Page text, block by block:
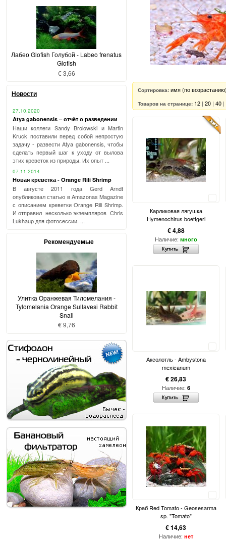
Сортировка: имя (по
Товаров на странице: 12 | 20 | 40 |
Карликовая лягушка
Hymenochirus boettgeri
€ 4,88
Наличие: много
Аксолотль - Ambystona
mexicanum
€ 26,83
Наличие: 6
Краб Red Tomato - Geosesarma
sp. "Tomato"
€ 14,63
Наличие: нет
Лабео Glofish Голубой - Labeo frenatus
Glofish
€ 3,66
Новости
27.10.2020
Atya gabonensis – отчёт о разведении
Наши коллеги Sandy Brolowski и Martin
Kruck поставили перед собой непростую
задачу - развести Atya gabonensis, чтобы
сделать первый шаг к уходу от вылова
этих креветок из природы. Их опыт ...
07.11.2014
Новая креветка - Orange Rili Shrimp
В августе 2011 года Gerd Arndt
опубликовал статью в Amazonas Magazine
с описанием креветки Orange Rili Shrimp.
И отправил несколько экземпляров Chris
Lukhaup для фотосессии. ...
Рекомендуемые
Улитка Оранжевая Тиломелания -
Tylomelania Orange Sullavesi Rabbit
Snail
€ 9,76